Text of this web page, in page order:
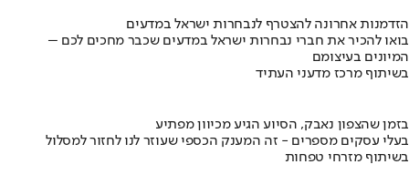
הזדמנות אחרונה להצטרף לנבחרות ישראל במדעים
בואו להכיר את חברי נבחרות ישראל במדעים שכבר מחכים לכם –
המיונים בעיצומם
בשיתוף מרכז מדעני העתיד
בזמן שהצפון נאבק, הסיוע הגיע מכיוון מפתיע
בעלי עסקים מספרים - זה המענק הכספי שעוזר לנו לחזור למסלול
בשיתוף מזרחי טפחות